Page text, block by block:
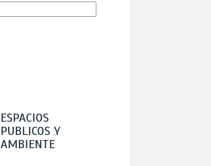
ESPACIOS
PUBLICOS Y
AMBIENTE